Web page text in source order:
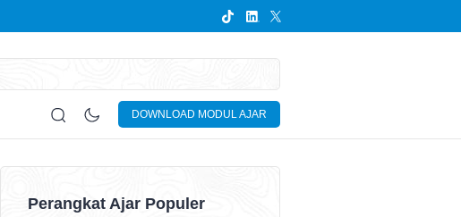
DOWNLOAD MODUL AJAR
Perangkat Ajar Populer